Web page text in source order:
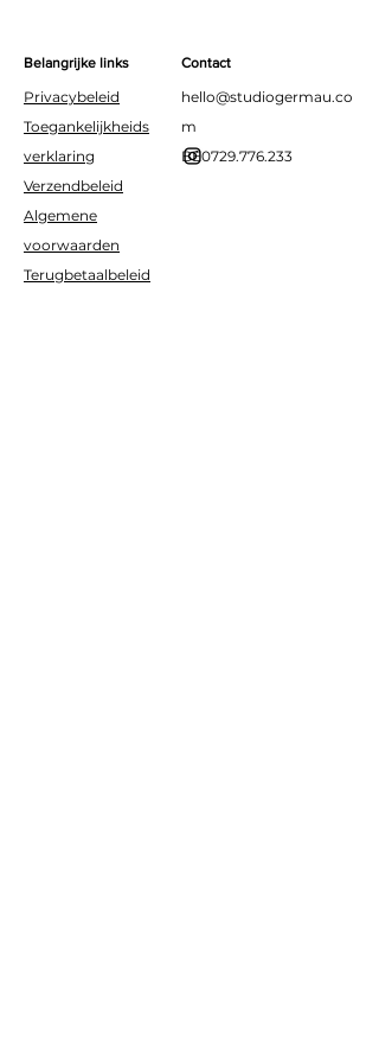
Belangrijke links
Privacybeleid
Toegankelijkheids
verklaring
Verzendbeleid
Algemene
voorwaarden
Terugbetaalbeleid
Contact
hello@studiogermau.co
m
BE0729.776.233